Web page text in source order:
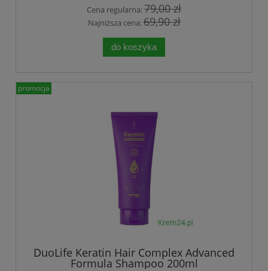
Cena regularna:79,00 zł
Najniższa cena:69,90 zł
do koszyka
DuoLife Keratin Hair Complex Advanced
Formula Shampoo 200ml
promocja